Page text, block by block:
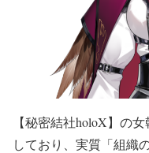
【秘密結社holoX】の
しており、実質「組織